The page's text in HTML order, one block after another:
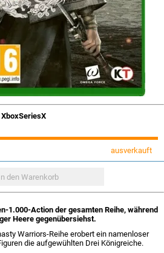
ausverkauft
1.000-Action der gesamten Reihe, während
Heere gegenübersiehst.
Warriors-Reihe erobert ein namenloser
die aufgewühlten Drei Königreiche.